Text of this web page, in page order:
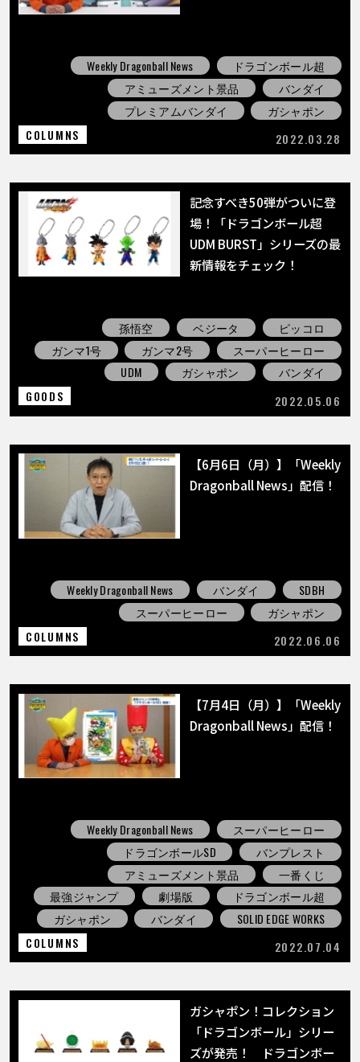
Weekly Dragonball News
ドラゴンボール超
アミューズメント景品
バンダイ
プレミアムバンダイ
ガシャポン
COLUMNS
2022.03.28
記念すべき50弾がついに登
場！「ドラゴンボール超
UDM BURST」シリーズの最
新情報をチェック！
孫悟空 ベジータ
ピッコロ
ガンマ1号
ガンマ2号
スーパーヒーロー
UDM
ガシャポン
バンダイ
GOODS
2022.05.06
【6月6日（月）】「Weekly
Dragonball News」配信！
Weekly Dragonball News バンダイ
SDBH
スーパーヒーロー
ガシャポン
COLUMNS
2022.06.06
【7月4日（月）】「Weekly
Dragonball News」配信！
Weekly Dragonball News
スーパーヒーロー
ドラゴンボールSD
バンプレスト
アミューズメント景品
一番くじ
最強ジャンプ
劇場版
ドラゴンボール超
ガシャポン
バンダイ
SOLID EDGE WORKS
COLUMNS
2022.07.04
ガシャポン！コレクション
「ドラゴンボール」シリー
ズが発売！ ドラゴンボー